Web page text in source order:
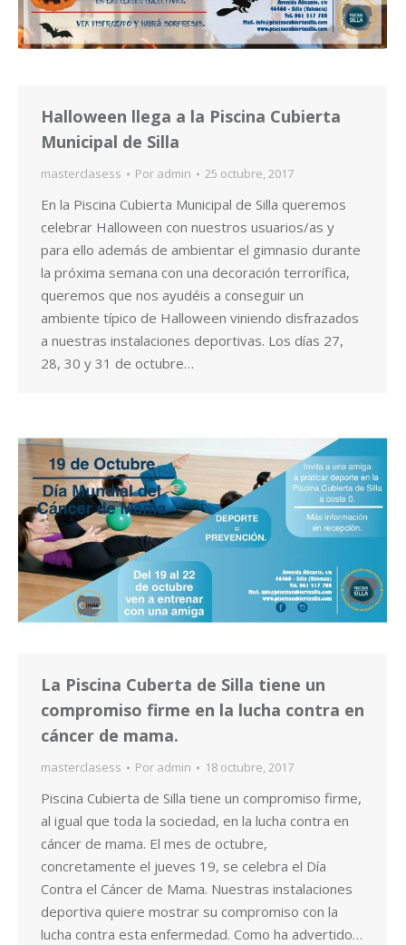
Halloween llega a la Piscina Cubierta
Municipal de Silla
masterclasess Por admin 25 octubre, 2017
En la Piscina Cubierta Municipal de Silla queremos
celebrar Halloween con nuestros usuarios/as y
para ello además de ambientar el gimnasio durante
la próxima semana con una decoración terrorífica,
queremos que nos ayudéis a conseguir un
ambiente típico de Halloween viniendo disfrazados
a nuestras instalaciones deportivas. Los días 27,
28, 30 y 31 de octubre…
La Piscina Cuberta de Silla tiene un
compromiso firme en la lucha contra en
cáncer de mama.
masterclasess Por admin 18 octubre, 2017
Piscina Cubierta de Silla tiene un compromiso firme,
al igual que toda la sociedad, en la lucha contra en
cáncer de mama. El mes de octubre,
concretamente el jueves 19, se celebra el Día
Contra el Cáncer de Mama. Nuestras instalaciones
deportiva quiere mostrar su compromiso con la
lucha contra esta enfermedad. Como ha advertido…